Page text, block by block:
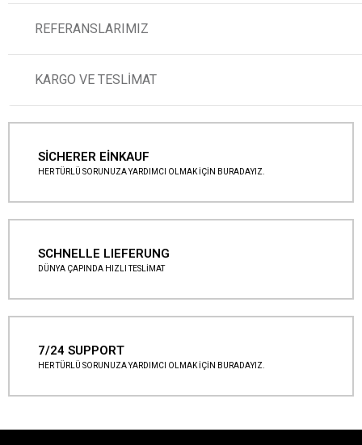
REFERANSLARIMIZ
KARGO VE TESLİMAT
SİCHERER EİNKAUF
HER TÜRLÜ SORUNUZA YARDIMCI OLMAK İÇİN BURADAYIZ.
SCHNELLE LIEFERUNG
DÜNYA ÇAPINDA HIZLI TESLİMAT
7/24 SUPPORT
HER TÜRLÜ SORUNUZA YARDIMCI OLMAK İÇİN BURADAYIZ.